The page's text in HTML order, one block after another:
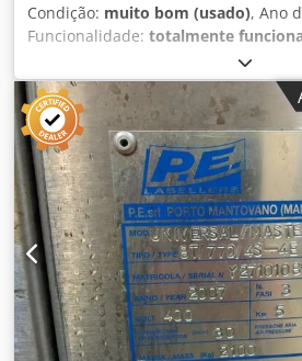
Condição: muito bom (usado), Ano
Funcionalidade: totalmente
Feed Casemaker EDF 821 FD Full
sem colisão Unidades de impressão
por cima, tipo fixo (podem ser
secadores infravermelhos
unidades de impressão feito por
correias Unidade de ranhuramento
rotativo com desengate superior
clichê durante o funcionamento da
transferência stripper antes da
da dobra-cola por vácuo com
de colagem Valco clear vision
Dcodpfswhy Abex Af Aok Paletizador
inserção automática de folhas e